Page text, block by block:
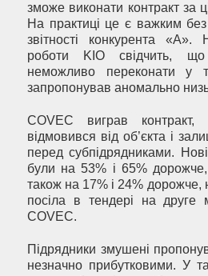
зможе виконати контракт за
На практиці це є важким
звітності конкурента «А».
роботи KIO свідчить, що
неможливо переконати у
запропонував аномально
COVEC виграв
відмовився від об’єкта і
перед субпідрядниками.
були на 53% і 65%
також на 17% і 24% дорожче,
посіла в тендері на друге
COVEC.
Підрядники змушені
незначно прибутковими. У